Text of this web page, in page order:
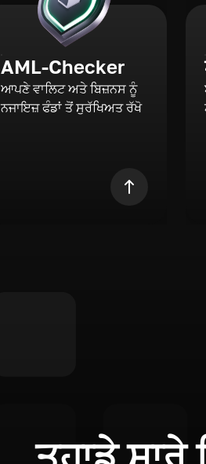
AML-Checker
ਆਪਣੇ ਵਾਲਿਟ ਅਤੇ ਬਿਜ਼ਨਸ ਨੂੰ
ਨਜਾਇਜ਼ ਫੰਡਾਂ ਤੋਂ ਸੁਰੱਖਿਅਤ ਰੱਖੋ